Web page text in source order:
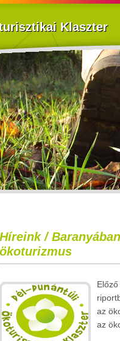
Klaszter
Híreink /
ökoturizmus
az
az